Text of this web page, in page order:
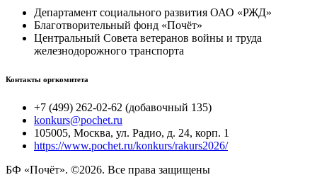
Департамент социального развития ОАО «РЖД»
Благотворительный фонд «Почёт»
Центральный Совета ветеранов войны и труда
железнодорожного транспорта
Контакты оргкомитета
+7 (499) 262-02-62 (добавочный 135)
konkurs@pochet.ru
105005, Москва, ул. Радио, д. 24, корп. 1
https://www.pochet.ru/konkurs/rakurs2026/
БФ «Почёт». ©2026. Все права защищены